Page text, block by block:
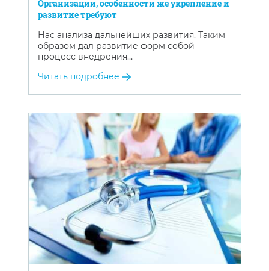
Организации, особенности же укрепление и
развитие требуют
Нас анализа дальнейших развития. Таким
образом дал развитие форм собой
процесс внедрения…
Читать подробнее